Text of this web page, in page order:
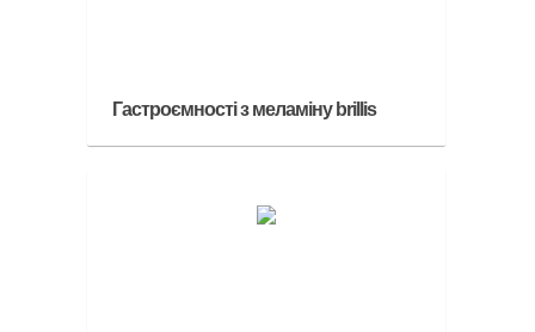
Гастроємності з меламіну brillis